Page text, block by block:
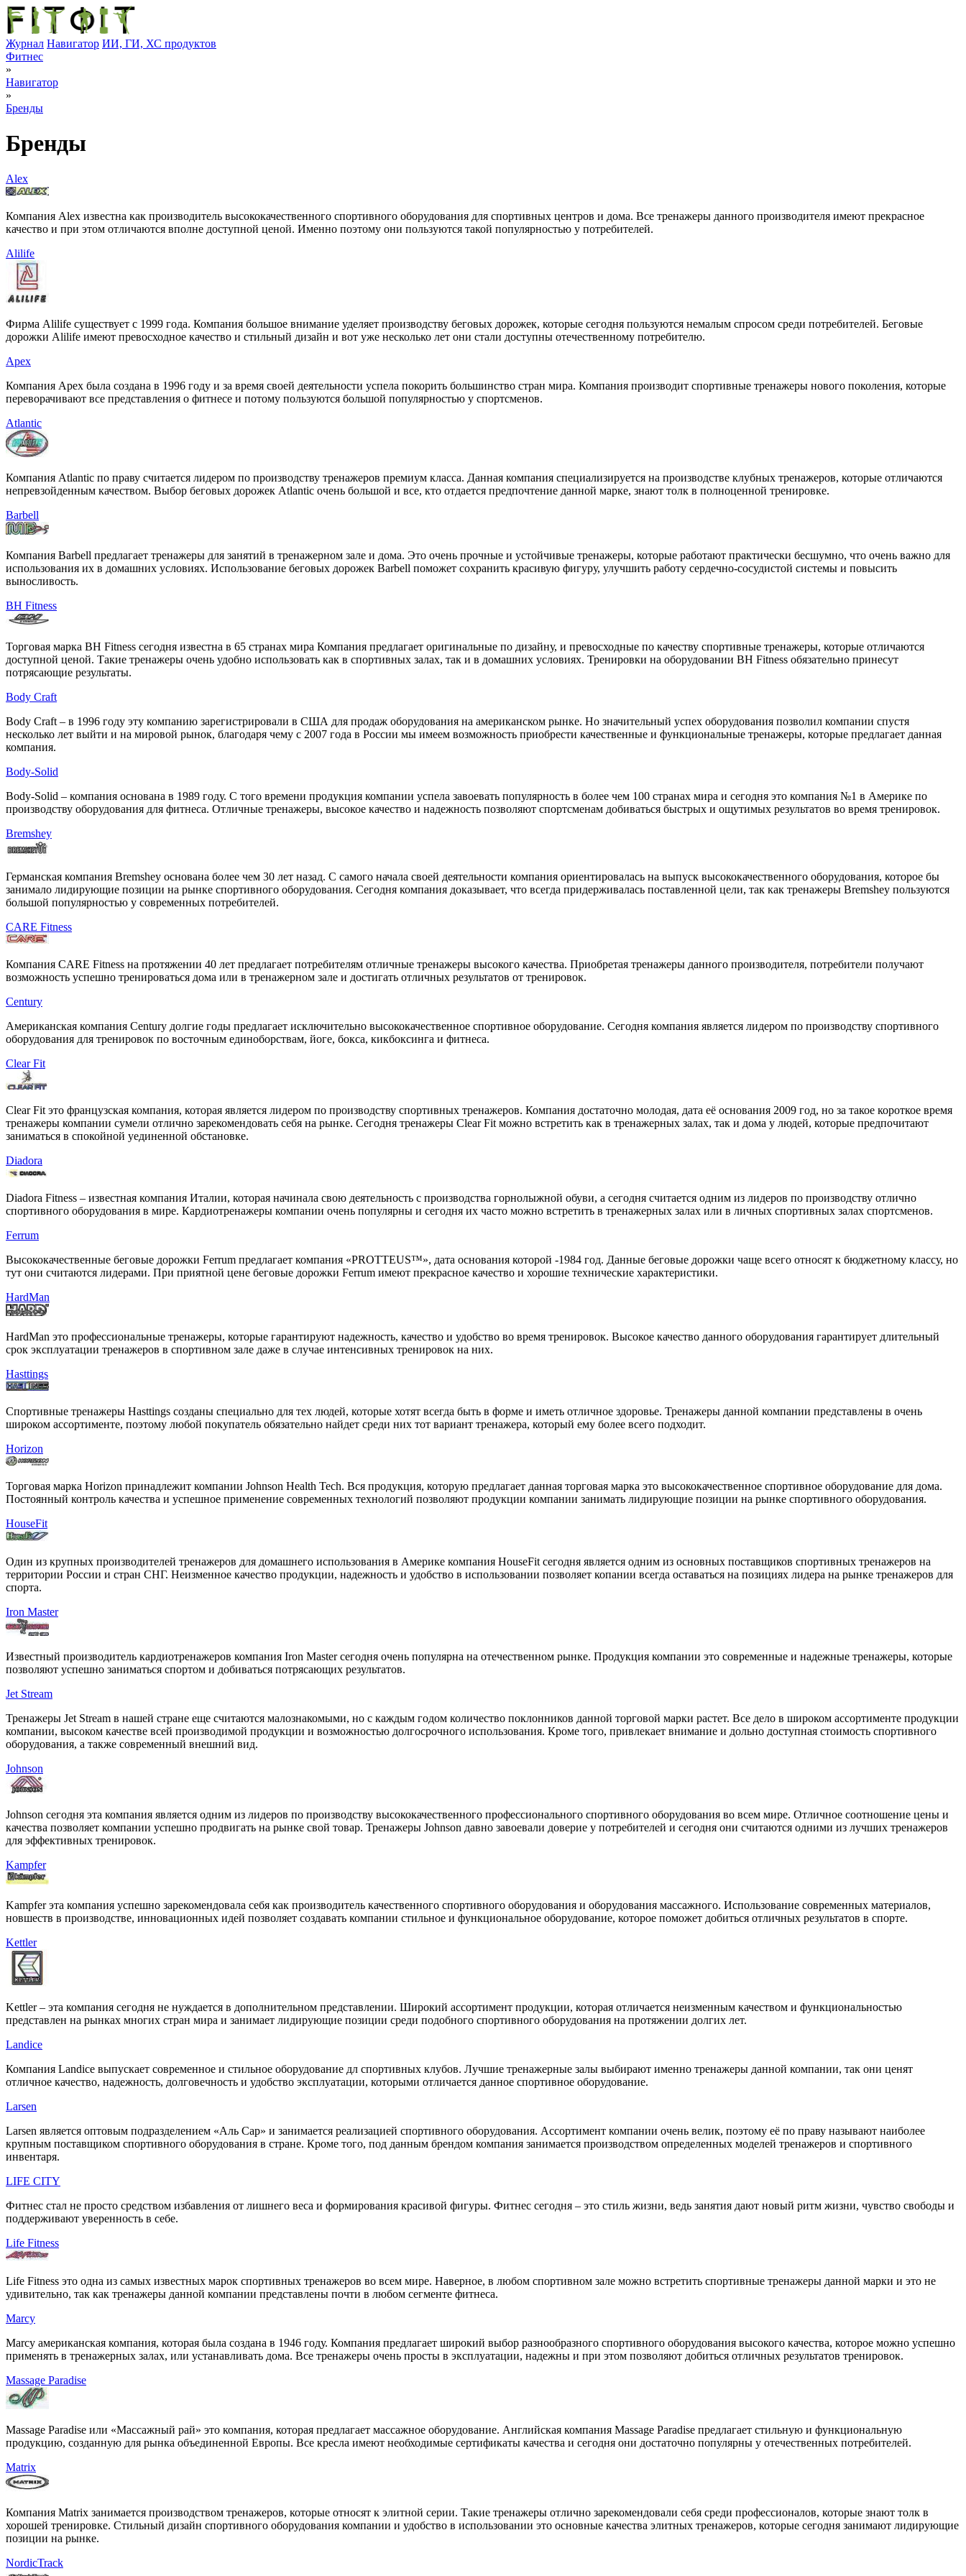
Журнал Навигатор ИИ, ГИ, ХС продуктов
Фитнес
»
Навигатор
»
Бренды
Бренды
Alex
Компания Alex известна как производитель высококачественного спортивного оборудования для спортивных центров и дома. Все тренажеры данного производителя имеют прекрасное
качество и при этом отличаются вполне доступной ценой. Именно поэтому они пользуются такой популярностью у потребителей.
Alilife
Фирма Alilife существует с 1999 года. Компания большое внимание уделяет производству беговых дорожек, которые сегодня пользуются немалым спросом среди потребителей. Беговые
дорожки Alilife имеют превосходное качество и стильный дизайн и вот уже несколько лет они стали доступны отечественному потребителю.
Apex
Компания Apex была создана в 1996 году и за время своей деятельности успела покорить большинство стран мира. Компания производит спортивные тренажеры нового поколения, которые
переворачивают все представления о фитнесе и потому пользуются большой популярностью у спортсменов.
Atlantic
Компания Atlantic по праву считается лидером по производству тренажеров премиум класса. Данная компания специализируется на производстве клубных тренажеров, которые отличаются
непревзойденным качеством. Выбор беговых дорожек Atlantic очень большой и все, кто отдается предпочтение данной марке, знают толк в полноценной тренировке.
Barbell
Компания Barbell предлагает тренажеры для занятий в тренажерном зале и дома. Это очень прочные и устойчивые тренажеры, которые работают практически бесшумно, что очень важно для
использования их в домашних условиях. Использование беговых дорожек Barbell поможет сохранить красивую фигуру, улучшить работу сердечно-сосудистой системы и повысить
выносливость.
BH Fitness
Торговая марка BH Fitness сегодня известна в 65 странах мира Компания предлагает оригинальные по дизайну, и превосходные по качеству спортивные тренажеры, которые отличаются
доступной ценой. Такие тренажеры очень удобно использовать как в спортивных залах, так и в домашних условиях. Тренировки на оборудовании BH Fitness обязательно принесут
потрясающие результаты.
Body Craft
Body Craft – в 1996 году эту компанию зарегистрировали в США для продаж оборудования на американском рынке. Но значительный успех оборудования позволил компании спустя
несколько лет выйти и на мировой рынок, благодаря чему с 2007 года в России мы имеем возможность приобрести качественные и функциональные тренажеры, которые предлагает данная
компания.
Body-Solid
Body-Solid – компания основана в 1989 году. С того времени продукция компании успела завоевать популярность в более чем 100 странах мира и сегодня это компания №1 в Америке по
производству оборудования для фитнеса. Отличные тренажеры, высокое качество и надежность позволяют спортсменам добиваться быстрых и ощутимых результатов во время тренировок.
Bremshey
Германская компания Bremshey основана более чем 30 лет назад. С самого начала своей деятельности компания ориентировалась на выпуск высококачественного оборудования, которое бы
занимало лидирующие позиции на рынке спортивного оборудования. Сегодня компания доказывает, что всегда придерживалась поставленной цели, так как тренажеры Bremshey пользуются
большой популярностью у современных потребителей.
CARE Fitness
Компания CARE Fitness на протяжении 40 лет предлагает потребителям отличные тренажеры высокого качества. Приобретая тренажеры данного производителя, потребители получают
возможность успешно тренироваться дома или в тренажерном зале и достигать отличных результатов от тренировок.
Century
Американская компания Century долгие годы предлагает исключительно высококачественное спортивное оборудование. Сегодня компания является лидером по производству спортивного
оборудования для тренировок по восточным единоборствам, йоге, бокса, кикбоксинга и фитнеса.
Clear Fit
Clear Fit это французская компания, которая является лидером по производству спортивных тренажеров. Компания достаточно молодая, дата её основания 2009 год, но за такое короткое время
тренажеры компании сумели отлично зарекомендовать себя на рынке. Сегодня тренажеры Clear Fit можно встретить как в тренажерных залах, так и дома у людей, которые предпочитают
заниматься в спокойной уединенной обстановке.
Diadora
Diadora Fitness – известная компания Италии, которая начинала свою деятельность с производства горнолыжной обуви, а сегодня считается одним из лидеров по производству отлично
спортивного оборудования в мире. Кардиотренажеры компании очень популярны и сегодня их часто можно встретить в тренажерных залах или в личных спортивных залах спортсменов.
Ferrum
Высококачественные беговые дорожки Ferrum предлагает компания «PROTTEUS™», дата основания которой -1984 год. Данные беговые дорожки чаще всего относят к бюджетному классу, но
тут они считаются лидерами. При приятной цене беговые дорожки Ferrum имеют прекрасное качество и хорошие технические характеристики.
HardMan
HardMan это профессиональные тренажеры, которые гарантируют надежность, качество и удобство во время тренировок. Высокое качество данного оборудования гарантирует длительный
срок эксплуатации тренажеров в спортивном зале даже в случае интенсивных тренировок на них.
Hasttings
Спортивные тренажеры Hasttings созданы специально для тех людей, которые хотят всегда быть в форме и иметь отличное здоровье. Тренажеры данной компании представлены в очень
широком ассортименте, поэтому любой покупатель обязательно найдет среди них тот вариант тренажера, который ему более всего подходит.
Horizon
Торговая марка Horizon принадлежит компании Johnson Health Tech. Вся продукция, которую предлагает данная торговая марка это высококачественное спортивное оборудование для дома.
Постоянный контроль качества и успешное применение современных технологий позволяют продукции компании занимать лидирующие позиции на рынке спортивного оборудования.
HouseFit
Один из крупных производителей тренажеров для домашнего использования в Америке компания HouseFit сегодня является одним из основных поставщиков спортивных тренажеров на
территории России и стран СНГ. Неизменное качество продукции, надежность и удобство в использовании позволяет копании всегда оставаться на позициях лидера на рынке тренажеров для
спорта.
Iron Master
Известный производитель кардиотренажеров компания Iron Master сегодня очень популярна на отечественном рынке. Продукция компании это современные и надежные тренажеры, которые
позволяют успешно заниматься спортом и добиваться потрясающих результатов.
Jet Stream
Тренажеры Jet Stream в нашей стране еще считаются малознакомыми, но с каждым годом количество поклонников данной торговой марки растет. Все дело в широком ассортименте продукции
компании, высоком качестве всей производимой продукции и возможностью долгосрочного использования. Кроме того, привлекает внимание и дольно доступная стоимость спортивного
оборудования, а также современный внешний вид.
Johnson
Johnson сегодня эта компания является одним из лидеров по производству высококачественного профессионального спортивного оборудования во всем мире. Отличное соотношение цены и
качества позволяет компании успешно продвигать на рынке свой товар. Тренажеры Johnson давно завоевали доверие у потребителей и сегодня они считаются одними из лучших тренажеров
для эффективных тренировок.
Kampfer
Kampfer эта компания успешно зарекомендовала себя как производитель качественного спортивного оборудования и оборудования массажного. Использование современных материалов,
новшеств в производстве, инновационных идей позволяет создавать компании стильное и функциональное оборудование, которое поможет добиться отличных результатов в спорте.
Kettler
Kettler – эта компания сегодня не нуждается в дополнительном представлении. Широкий ассортимент продукции, которая отличается неизменным качеством и функциональностью
представлен на рынках многих стран мира и занимает лидирующие позиции среди подобного спортивного оборудования на протяжении долгих лет.
Landice
Компания Landice выпускает современное и стильное оборудование дл спортивных клубов. Лучшие тренажерные залы выбирают именно тренажеры данной компании, так они ценят
отличное качество, надежность, долговечность и удобство эксплуатации, которыми отличается данное спортивное оборудование.
Larsen
Larsen является оптовым подразделением «Аль Сар» и занимается реализацией спортивного оборудования. Ассортимент компании очень велик, поэтому её по праву называют наиболее
крупным поставщиком спортивного оборудования в стране. Кроме того, под данным брендом компания занимается производством определенных моделей тренажеров и спортивного
инвентаря.
LIFE CITY
Фитнес стал не просто средством избавления от лишнего веса и формирования красивой фигуры. Фитнес сегодня – это стиль жизни, ведь занятия дают новый ритм жизни, чувство свободы и
поддерживают уверенность в себе.
Life Fitness
Life Fitness это одна из самых известных марок спортивных тренажеров во всем мире. Наверное, в любом спортивном зале можно встретить спортивные тренажеры данной марки и это не
удивительно, так как тренажеры данной компании представлены почти в любом сегменте фитнеса.
Marcy
Marcy американская компания, которая была создана в 1946 году. Компания предлагает широкий выбор разнообразного спортивного оборудования высокого качества, которое можно успешно
применять в тренажерных залах, или устанавливать дома. Все тренажеры очень просты в эксплуатации, надежны и при этом позволяют добиться отличных результатов тренировок.
Massage Paradise
Massage Paradise или «Массажный рай» это компания, которая предлагает массажное оборудование. Английская компания Massage Paradise предлагает стильную и функциональную
продукцию, созданную для рынка объединенной Европы. Все кресла имеют необходимые сертификаты качества и сегодня они достаточно популярны у отечественных потребителей.
Matrix
Компания Matrix занимается производством тренажеров, которые относят к элитной серии. Такие тренажеры отлично зарекомендовали себя среди профессионалов, которые знают толк в
хорошей тренировке. Стильный дизайн спортивного оборудования компании и удобство в использовании это основные качества элитных тренажеров, которые сегодня занимают лидирующие
позиции на рынке.
NordicTrack